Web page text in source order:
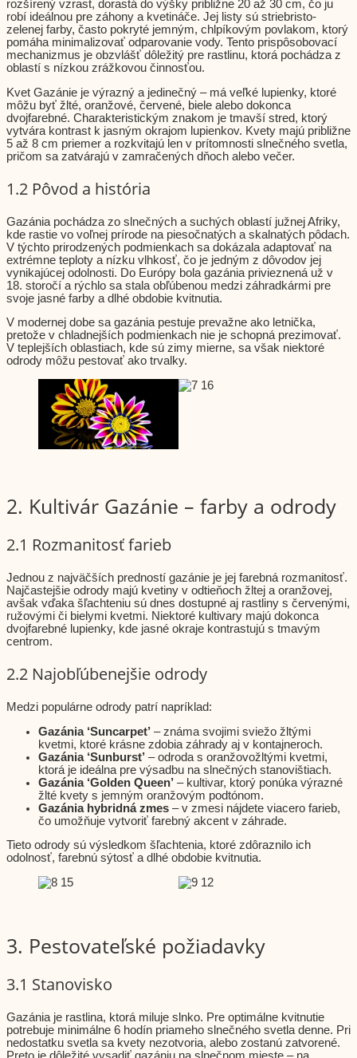
rozšírený vzrast, dorastá do výšky približne 20 až 30 cm, čo ju
robí ideálnou pre záhony a kvetináče. Jej listy sú striebristo-
zelenej farby, často pokryté jemným, chlpíkovým povlakom, ktorý
pomáha minimalizovať odparovanie vody. Tento prispôsobovací
mechanizmus je obzvlášť dôležitý pre rastlinu, ktorá pochádza z
oblastí s nízkou zrážkovou činnosťou.
Kvet Gazánie je výrazný a jedinečný – má veľké lupienky, ktoré
môžu byť žlté, oranžové, červené, biele alebo dokonca
dvojfarebné. Charakteristickým znakom je tmavší stred, ktorý
vytvára kontrast k jasným okrajom lupienkov. Kvety majú približne
5 až 8 cm priemer a rozkvitajú len v prítomnosti slnečného svetla,
pričom sa zatvárajú v zamračených dňoch alebo večer.
1.2 Pôvod a história
Gazánia pochádza zo slnečných a suchých oblastí južnej Afriky,
kde rastie vo voľnej prírode na piesočnatých a skalnatých pôdach.
V týchto prirodzených podmienkach sa dokázala adaptovať na
extrémne teploty a nízku vlhkosť, čo je jedným z dôvodov jej
vynikajúcej odolnosti. Do Európy bola gazánia privieznená už v
18. storočí a rýchlo sa stala obľúbenou medzi záhradkármi pre
svoje jasné farby a dlhé obdobie kvitnutia.
V modernej dobe sa gazánia pestuje prevažne ako letnička,
pretože v chladnejších podmienkach nie je schopná prezimovať.
V teplejších oblastiach, kde sú zimy mierne, sa však niektoré
odrody môžu pestovať ako trvalky.
2. Kultivár Gazánie – farby a odrody
2.1 Rozmanitosť farieb
Jednou z najväčších predností gazánie je jej farebná rozmanitosť.
Najčastejšie odrody majú kvetiny v odtieňoch žltej a oranžovej,
avšak vďaka šľachteniu sú dnes dostupné aj rastliny s červenými,
ružovými či bielymi kvetmi. Niektoré kultivary majú dokonca
dvojfarebné lupienky, kde jasné okraje kontrastujú s tmavým
centrom.
2.2 Najobľúbenejšie odrody
Medzi populárne odrody patrí napríklad:
Gazánia ‘Suncarpet’ – známa svojimi sviežo žltými
kvetmi, ktoré krásne zdobia záhrady aj v kontajneroch.
Gazánia ‘Sunburst’ – odroda s oranžovožltými kvetmi,
ktorá je ideálna pre výsadbu na slnečných stanovištiach.
Gazánia ‘Golden Queen’ – kultivar, ktorý ponúka výrazné
žlté kvety s jemným oranžovým podtónom.
Gazánia hybridná zmes – v zmesi nájdete viacero farieb,
čo umožňuje vytvoriť farebný akcent v záhrade.
Tieto odrody sú výsledkom šľachtenia, ktoré zdôraznilo ich
odolnosť, farebnú sýtosť a dlhé obdobie kvitnutia.
3. Pestovateľské požiadavky
3.1 Stanovisko
Gazánia je rastlina, ktorá miluje slnko. Pre optimálne kvitnutie
potrebuje minimálne 6 hodín priameho slnečného svetla denne. Pri
nedostatku svetla sa kvety nezotvoria, alebo zostanú zatvorené.